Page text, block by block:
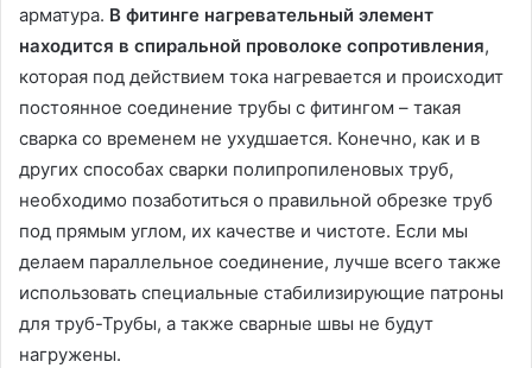
арматура. В фитинге нагревательный элемент
находится в спиральной проволоке сопротивления,
которая под действием тока нагревается и происходит
постоянное соединение трубы с фитингом – такая
сварка со временем не ухудшается. Конечно, как и в
других способах сварки полипропиленовых труб,
необходимо позаботиться о правильной обрезке труб
под прямым углом, их качестве и чистоте. Если мы
делаем параллельное соединение, лучше всего также
использовать специальные стабилизирующие патроны
для труб-Трубы, а также сварные швы не будут
нагружены.